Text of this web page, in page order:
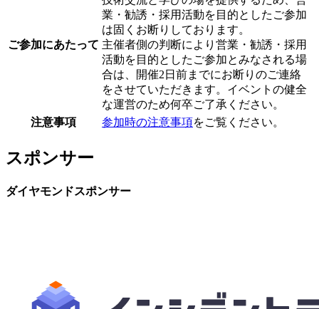
ご参加にあたって
業・勧誘・採用活動を目的としたご参加
は固くお断りしております。
主催者側の判断により営業・勧誘・採用
活動を目的としたご参加とみなされる場
合は、開催2日前までにお断りのご連絡
をさせていただきます。イベントの健全
な運営のため何卒ご了承ください。
注意事項
参加時の注意事項をご覧ください。
スポンサー
ダイヤモンドスポンサー